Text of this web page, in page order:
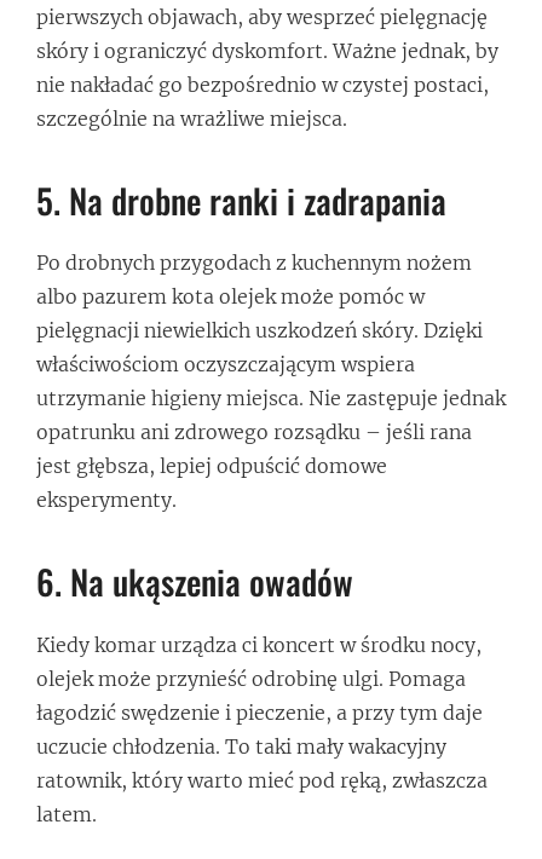
pierwszych objawach, aby wesprzeć pielęgnację
skóry i ograniczyć dyskomfort. Ważne jednak, by
nie nakładać go bezpośrednio w czystej postaci,
szczególnie na wrażliwe miejsca.
5. Na drobne ranki i zadrapania
Po drobnych przygodach z kuchennym nożem
albo pazurem kota olejek może pomóc w
pielęgnacji niewielkich uszkodzeń skóry. Dzięki
właściwościom oczyszczającym wspiera
utrzymanie higieny miejsca. Nie zastępuje jednak
opatrunku ani zdrowego rozsądku – jeśli rana
jest głębsza, lepiej odpuścić domowe
eksperymenty.
6. Na ukąszenia owadów
Kiedy komar urządza ci koncert w środku nocy,
olejek może przynieść odrobinę ulgi. Pomaga
łagodzić swędzenie i pieczenie, a przy tym daje
uczucie chłodzenia. To taki mały wakacyjny
ratownik, który warto mieć pod ręką, zwłaszcza
latem.